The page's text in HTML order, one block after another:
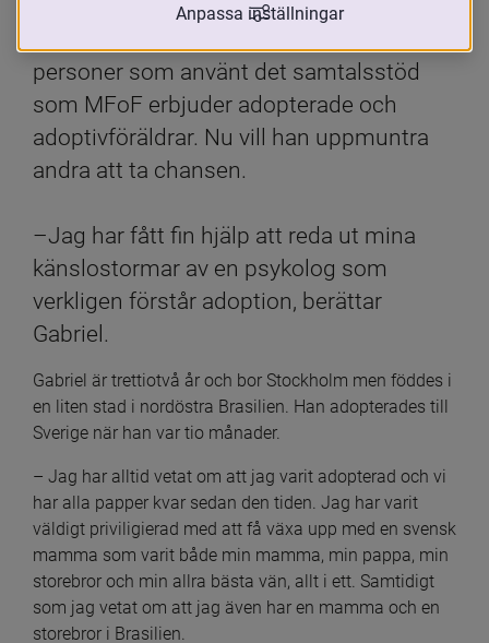
personer som använt det samtalsstöd
som MFoF erbjuder adopterade och
adoptivföräldrar. Nu vill han uppmuntra
andra att ta chansen.
–Jag har fått fin hjälp att reda ut mina
känslostormar av en psykolog som
verkligen förstår adoption, berättar
Gabriel.
Gabriel är trettiotvå år och bor Stockholm men föddes i
en liten stad i nordöstra Brasilien. Han adopterades till
Sverige när han var tio månader.
– Jag har alltid vetat om att jag varit adopterad och vi
har alla papper kvar sedan den tiden. Jag har varit
väldigt priviligierad med att få växa upp med en svensk
mamma som varit både min mamma, min pappa, min
storebror och min allra bästa vän, allt i ett. Samtidigt
som jag vetat om att jag även har en mamma och en
storebror i Brasilien.
Anpassa inställningar